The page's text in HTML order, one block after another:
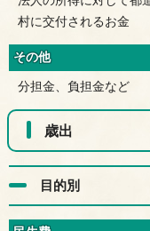
村に交付されるお金
その他
分担金、負担金など
歳出
目的別